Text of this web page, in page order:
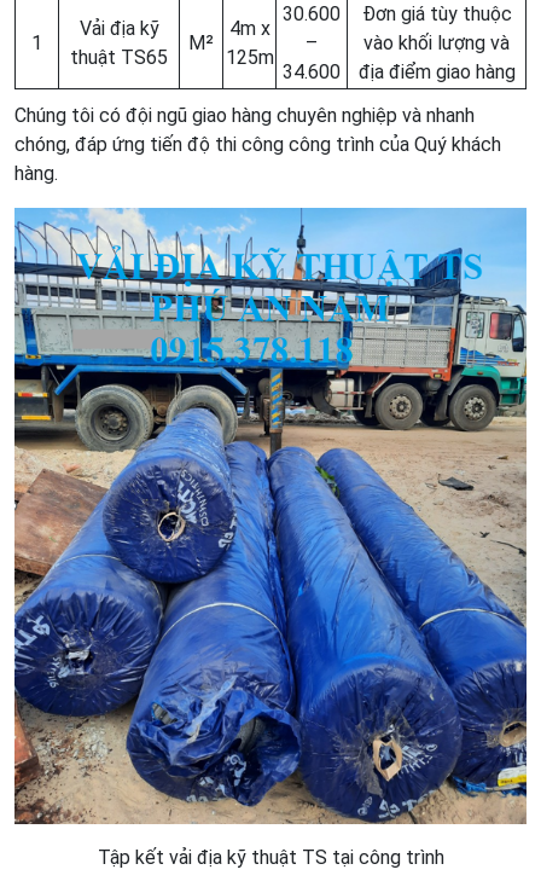
1
Vải địa kỹ
thuật TS65
M²
4m x
125m
30.600
–
34.600
Đơn giá tùy thuộc
vào khối lượng và
địa điểm giao hàng
Chúng tôi có đội ngũ giao hàng chuyên nghiệp và nhanh
chóng, đáp ứng tiến độ thi công công trình của Quý khách
hàng.
Tập kết vải địa kỹ thuật TS tại công trình